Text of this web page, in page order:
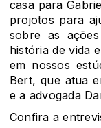
casa para
projotos para
sobre as
história de vida
em nossos
Bert, que atua
e a advogada
Confira a